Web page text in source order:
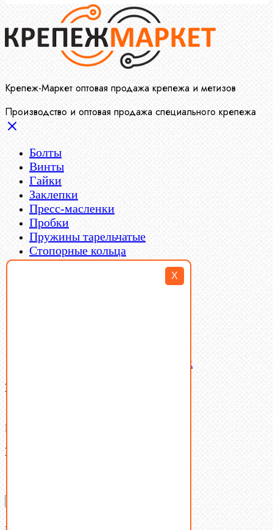
X
Крепеж-Маркет оптовая продажа крепежа и метизов
Производство и оптовая продажа специального крепежа
Болты
Винты
Гайки
Заклепки
Пресс-масленки
Пробки
Пружины тарельчатые
Стопорные кольца
Такелаж
Латунный и бронзовый крепеж
Ваша корзина
В корзине нет товаров.
Поиск